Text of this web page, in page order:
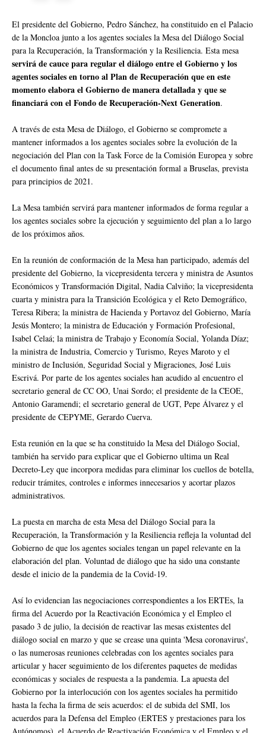
El presidente del Gobierno, Pedro Sánchez, ha constituido en el Palacio
de la Moncloa junto a los agentes sociales la Mesa del Diálogo Social
para la Recuperación, la Transformación y la Resiliencia. Esta mesa
servirá de cauce para regular el diálogo entre el Gobierno y los
agentes sociales en torno al Plan de Recuperación que en este
momento elabora el Gobierno de manera detallada y que se
financiará con el Fondo de Recuperación-Next Generation.
A través de esta Mesa de Diálogo, el Gobierno se compromete a
mantener informados a los agentes sociales sobre la evolución de la
negociación del Plan con la Task Force de la Comisión Europea y sobre
el documento final antes de su presentación formal a Bruselas, prevista
para principios de 2021.
La Mesa también servirá para mantener informados de forma regular a
los agentes sociales sobre la ejecución y seguimiento del plan a lo largo
de los próximos años.
En la reunión de conformación de la Mesa han participado, además del
presidente del Gobierno, la vicepresidenta tercera y ministra de Asuntos
Económicos y Transformación Digital, Nadia Calviño; la vicepresidenta
cuarta y ministra para la Transición Ecológica y el Reto Demográfico,
Teresa Ribera; la ministra de Hacienda y Portavoz del Gobierno, María
Jesús Montero; la ministra de Educación y Formación Profesional,
Isabel Celaá; la ministra de Trabajo y Economía Social, Yolanda Díaz;
la ministra de Industria, Comercio y Turismo, Reyes Maroto y el
ministro de Inclusión, Seguridad Social y Migraciones, José Luis
Escrivá. Por parte de los agentes sociales han acudido al encuentro el
secretario general de CC OO, Unai Sordo; el presidente de la CEOE,
Antonio Garamendi; el secretario general de UGT, Pepe Álvarez y el
presidente de CEPYME, Gerardo Cuerva.
Esta reunión en la que se ha constituido la Mesa del Diálogo Social,
también ha servido para explicar que el Gobierno ultima un Real
Decreto-Ley que incorpora medidas para eliminar los cuellos de botella,
reducir trámites, controles e informes innecesarios y acortar plazos
administrativos.
La puesta en marcha de esta Mesa del Diálogo Social para la
Recuperación, la Transformación y la Resiliencia refleja la voluntad del
Gobierno de que los agentes sociales tengan un papel relevante en la
elaboración del plan. Voluntad de diálogo que ha sido una constante
desde el inicio de la pandemia de la Covid-19.
Así lo evidencian las negociaciones correspondientes a los ERTEs, la
firma del Acuerdo por la Reactivación Económica y el Empleo el
pasado 3 de julio, la decisión de reactivar las mesas existentes del
diálogo social en marzo y que se crease una quinta 'Mesa coronavirus',
o las numerosas reuniones celebradas con los agentes sociales para
articular y hacer seguimiento de los diferentes paquetes de medidas
económicas y sociales de respuesta a la pandemia. La apuesta del
Gobierno por la interlocución con los agentes sociales ha permitido
hasta la fecha la firma de seis acuerdos: el de subida del SMI, los
acuerdos para la Defensa del Empleo (ERTES y prestaciones para los
Autónomos), el Acuerdo de Reactivación Económica y el Empleo y el